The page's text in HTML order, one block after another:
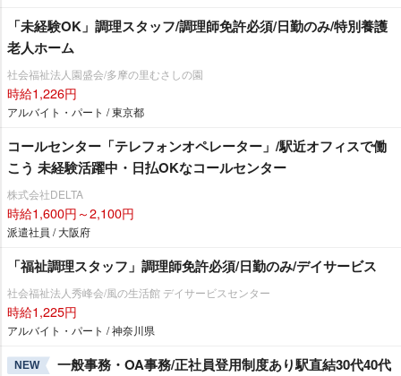
「未経験OK」調理スタッフ/調理師免許必須/日勤のみ/特別養護
老人ホーム
社会福祉法人園盛会/多摩の里むさしの園
時給1,226円
アルバイト・パート / 東京都
コールセンター「テレフォンオペレーター」/駅近オフィスで働
こう 未経験活躍中・日払OKなコールセンター
株式会社DELTA
時給1,600円～2,100円
派遣社員 / 大阪府
「福祉調理スタッフ」調理師免許必須/日勤のみ/デイサービス
社会福祉法人秀峰会/風の生活館 デイサービスセンター
時給1,225円
アルバイト・パート / 神奈川県
NEW
一般事務・OA事務/正社員登用制度あり駅直結30代40代